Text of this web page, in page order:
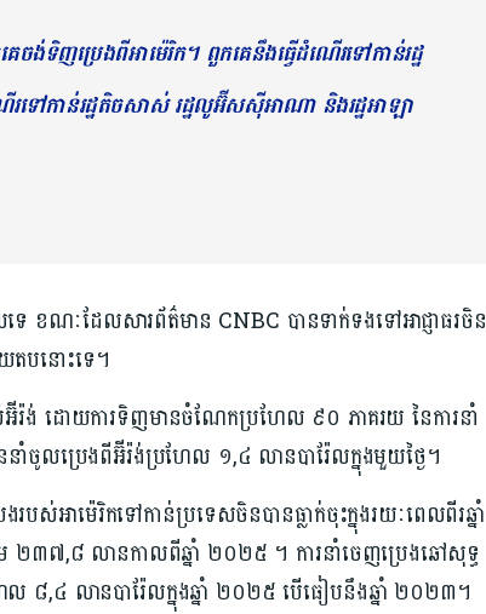
ង់ទិញប្រេងពីអាម៉េរិក។ ពួកគេនឹងធ្វើដំណើរទៅកាន់រដ្ឋ
ៅកាន់រដ្ឋតិចសាស់ រដ្ឋលូអ៊ីសស៊ីអាណា និងរដ្ឋអាឡា
ខណៈដែលសារព័ត៌មាន CNBC បានទាក់ទងទៅអាជ្ញាធរចិន
យតបនោះទេ។
រ៉ង់ ដោយការទិញមានចំណែកប្រហែល ៩០ ភាគរយ នៃការនាំ
ចូលប្រេងពីអ៊ីរ៉ង់ប្រហែល ១,៤ លានបារ៉ែលក្នុងមួយថ្ងៃ។
ស់អាម៉េរិកទៅកាន់ប្រទេសចិនបានធ្លាក់ចុះក្នុងរយៈពេលពីរឆ្នាំ
២៣៧,៨ លានកាលពីឆ្នាំ ២០២៥ ។ ការនាំចេញប្រេងឆៅសុទ្ធ
ល ៨,៤ លានបារ៉ែលក្នុងឆ្នាំ ២០២៥ បើធៀបនឹងឆ្នាំ ២០២៣។